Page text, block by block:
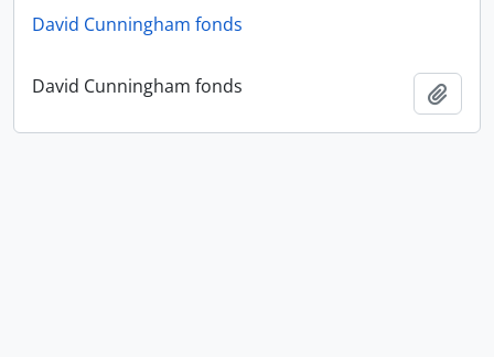
David Cunningham fonds
David Cunningham fonds